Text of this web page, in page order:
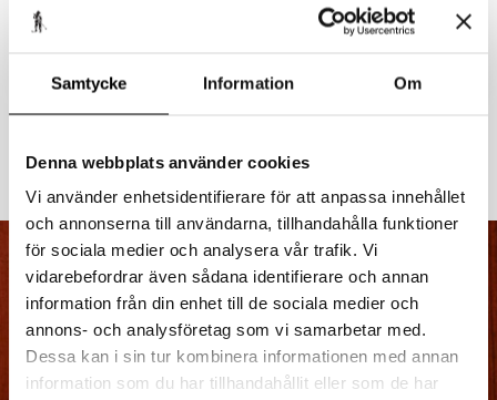
Samtycke Information Om
Denna webbplats använder cookies
Vi använder enhetsidentifierare för att anpassa innehållet
och annonserna till användarna, tillhandahålla funktioner
för sociala medier och analysera vår trafik. Vi
vidarebefordrar även sådana identifierare och annan
information från din enhet till de sociala medier och
annons- och analysföretag som vi samarbetar med.
Dessa kan i sin tur kombinera informationen med annan
information som du har tillhandahållit eller som de har